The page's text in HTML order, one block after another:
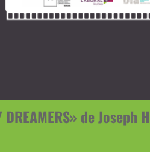
DREAMERS» de Joseph